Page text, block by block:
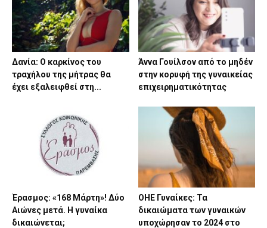
Δανία: Ο καρκίνος του
τραχήλου της μήτρας θα
έχει εξαλειφθεί στη...
Άννα Γουίλσον από το μηδέν
στην κορυφή της γυναικείας
επιχειρηματικότητας
Έρασμος: «168 Μάρτη»! Δύο
Αιώνες μετά. Η γυναίκα
δικαιώνεται;
ΟΗΕ Γυναίκες: Τα
δικαιώματα των γυναικών
υποχώρησαν το 2024 στο